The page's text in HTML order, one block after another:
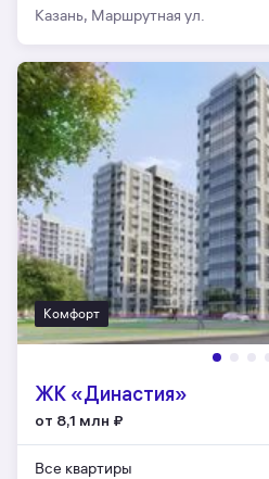
Казань, Маршрутная ул.
Комфорт
ЖК «Династия»
от 8,1 млн ₽
Все квартиры